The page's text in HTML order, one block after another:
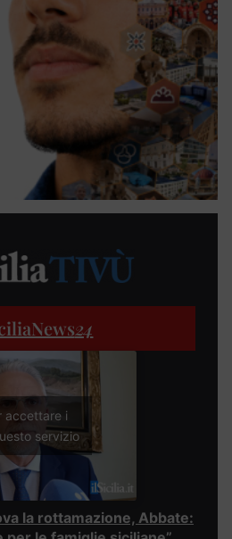
24
accettare i
servizio
la rottamazione, Abbate: